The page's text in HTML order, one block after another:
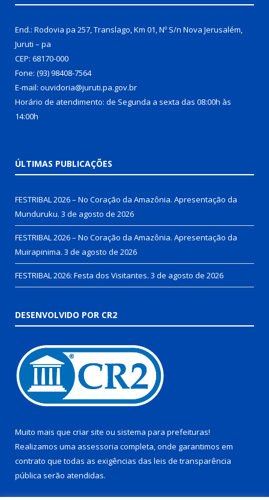
End.: Rodovia pa 257, Translago, Km 01, Nº S/n Nova Jerusalém,
Juruti – pa
CEP: 68170-000
Fone: (93) 98408-7564
E-mail: ouvidoria@juruti.pa.gov.br
Horário de atendimento: de Segunda a sexta das 08:00h às
14:00h
ÚLTIMAS PUBLICAÇÕES
FESTRIBAL 2026 – No Coração da Amazônia. Apresentação da
Munduruku. 3 de agosto de 2026
FESTRIBAL 2026 – No Coração da Amazônia. Apresentação da
Muirapinima. 3 de agosto de 2026
FESTRIBAL 2026: Festa dos Visitantes. 3 de agosto de 2026
DESENVOLVIDO POR CR2
Muito mais que criar site ou sistema para prefeituras!
Realizamos uma assessoria completa, onde garantimos em
contrato que todas as exigências das leis de transparência
pública serão atendidas.